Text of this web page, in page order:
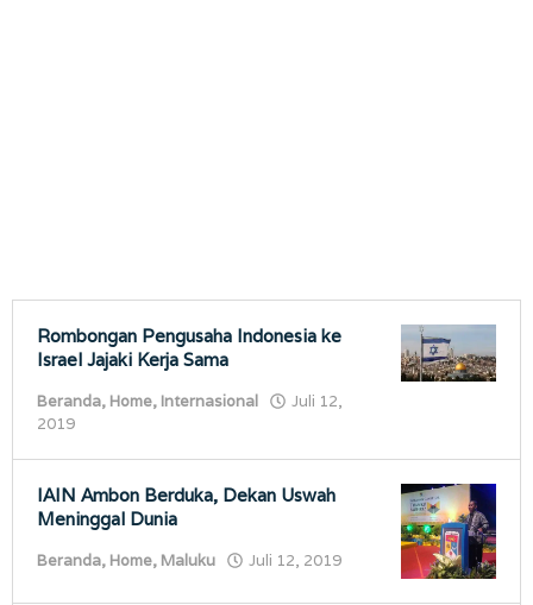
porostimur.com
Rombongan Pengusaha Indonesia ke
Israel Jajaki Kerja Sama
Beranda, Home, Internasional
Juli 12,
2019
IAIN Ambon Berduka, Dekan Uswah
Meninggal Dunia
Beranda, Home, Maluku Juli 12, 2019
porostimur.com